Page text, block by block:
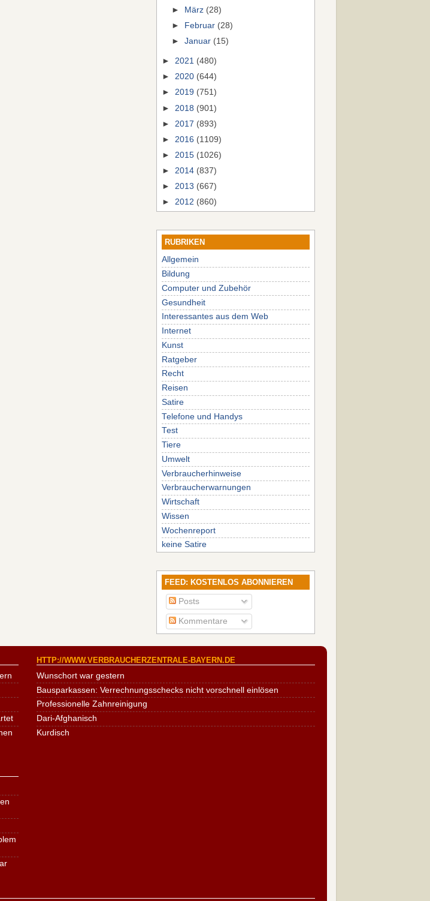
►
März (28)
►
Februar (28)
►Januar (15)
► 2021 (480)
► 2020 (644)
► 2019 (751)
► 2018 (901)
► 2017 (893)
► 2016 (1109)
► 2015 (1026)
► 2014 (837)
► 2013 (667)
► 2012 (860)
RUBRIKEN
Allgemein
Bildung
Computer und Zubehör
Gesundheit
Interessantes aus dem Web
Internet
Kunst
Ratgeber
Recht
Reisen
Satire
Telefone und Handys
Test
Tiere
Umwelt
Verbraucherhinweise
Verbraucherwarnungen
Wirtschaft
Wissen
Wochenreport
keine Satire
FEED: KOSTENLOS ABONNIEREN
Posts
Kommentare
HTTP://WWW.VERBRAUCHERZENTRALE-BAYERN.DE
Wunschort war gestern
Bausparkassen: Verrechnungsschecks nicht vorschnell einlösen
Professionelle Zahnreinigung
Dari-Afghanisch
Kurdisch